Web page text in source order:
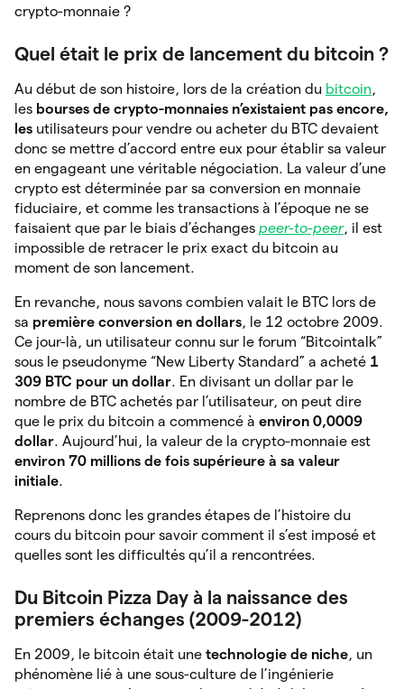
crypto-monnaie ?
Quel était le prix de lancement du bitcoin ?
Au début de son histoire, lors de la création du bitcoin,
les bourses de crypto-monnaies n’existaient pas encore,
les utilisateurs pour vendre ou acheter du BTC devaient
donc se mettre d’accord entre eux pour établir sa valeur
en engageant une véritable négociation. La valeur d’une
crypto est déterminée par sa conversion en monnaie
fiduciaire, et comme les transactions à l’époque ne se
faisaient que par le biais d’échanges peer-to-peer, il est
impossible de retracer le prix exact du bitcoin au
moment de son lancement.
En revanche, nous savons combien valait le BTC lors de
sa première conversion en dollars, le 12 octobre 2009.
Ce jour-là, un utilisateur connu sur le forum “Bitcointalk”
sous le pseudonyme “New Liberty Standard” a acheté 1
309 BTC pour un dollar. En divisant un dollar par le
nombre de BTC achetés par l’utilisateur, on peut dire
que le prix du bitcoin a commencé à environ 0,0009
dollar. Aujourd’hui, la valeur de la crypto-monnaie est
environ 70 millions de fois supérieure à sa valeur
initiale.
Reprenons donc les grandes étapes de l’histoire du
cours du bitcoin pour savoir comment il s’est imposé et
quelles sont les difficultés qu’il a rencontrées.
Du Bitcoin Pizza Day à la naissance des
premiers échanges (2009-2012)
En 2009, le bitcoin était une technologie de niche, un
phénomène lié à une sous-culture de l’ingénierie